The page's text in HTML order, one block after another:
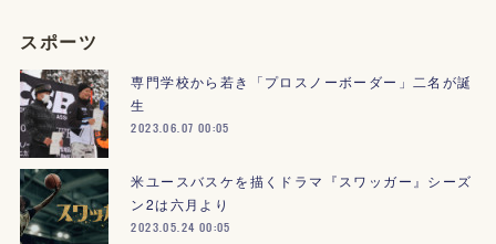
スポーツ
専門学校から若き「プロスノーボーダー」二名が誕
生
2023.06.07 00:05
米ユースバスケを描くドラマ『スワッガー』シーズ
ン2は六月より
2023.05.24 00:05